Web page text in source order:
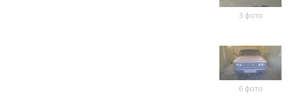
3 фото
6 фото